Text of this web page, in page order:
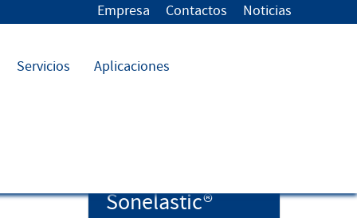
Empresa Contactos Noticias
Servicios Aplicaciones
Sonelastic®